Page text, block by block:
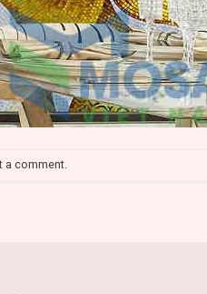
a comment.